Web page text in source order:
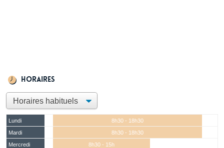
Horaires
Lundi
8h30 - 18h30
Mardi
8h30 - 18h30
Mercredi
8h30 - 15h